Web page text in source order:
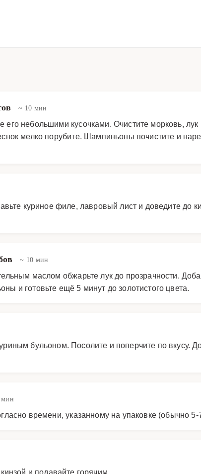
~ 10 мин
небольшими кусочками. Очистите морковь,
мелко порубите. Шампиньоны почистите и
куриное филе, лавровый лист и доведите до
~ 10 мин
маслом обжарьте лук до прозрачности.
и готовьте ещё 5 минут до золотистого цвета.
бульоном. Посолите и поперчите по вкусу.
времени, указанному на упаковке (обычно 5-
и подавайте горячим.